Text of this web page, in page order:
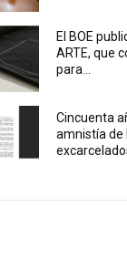
El BOE
ARTE, que
para...
Cincuenta
amnistía de